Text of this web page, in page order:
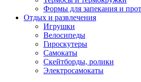
Формы для запекания и
Отдых и развлечения
Игрушки
Велосипеды
Гироскутеры
Самокаты
Скейтборды, ролики
Электросамокаты